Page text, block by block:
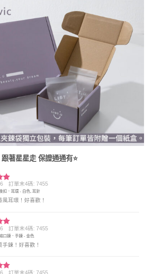
跟著星星走 保證通通有⭐
訂單末4碼: 7455
扣．耳環 - 白色, 耳針
風耳環！好喜歡！
訂單末4碼: 7455
口鍊．手鍊 - 金色
手鍊！好喜歡！
訂單末4碼: 7455